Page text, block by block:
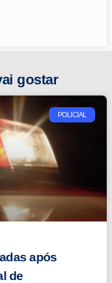
gostar
POLICIAL
após
de